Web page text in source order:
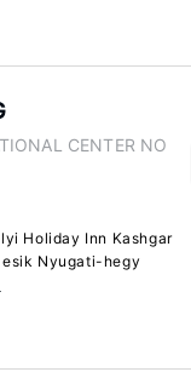
CENTER NO
Holiday Inn Kashgar
esik Nyugati-hegy